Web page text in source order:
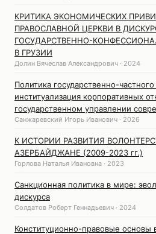
КРИТИКА ЭКОНОМИЧЕСКИХ
ПРАВОСЛАВНОЙ ЦЕРКВИ В
ГОСУДАРСТВЕННО-
В ГРУЗИИ
Долин Вячеслав Александрович · 2024
Политика государственно-
институализация корпоративных
государственном управлении
Санжаревский Игорь Иванович · 2026
К ИСТОРИИ РАЗВИТИЯ
АЗЕРБАЙДЖАНЕ (2009-2023 гг.)
Горлова Наталья Ивановна · 2023
Санкционная политика в мире:
дискурса
Солдатов Роберт Геннадьевич · 2024
Конституционно-правовые основы